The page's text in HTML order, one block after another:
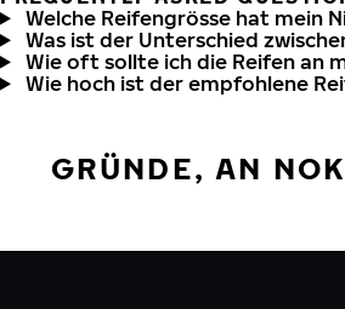
Welche Reifengrösse hat mein
Was ist der Unterschied
Wie oft sollte ich die Reifen an
Wie hoch ist der empfohlene
GRÜNDE, AN